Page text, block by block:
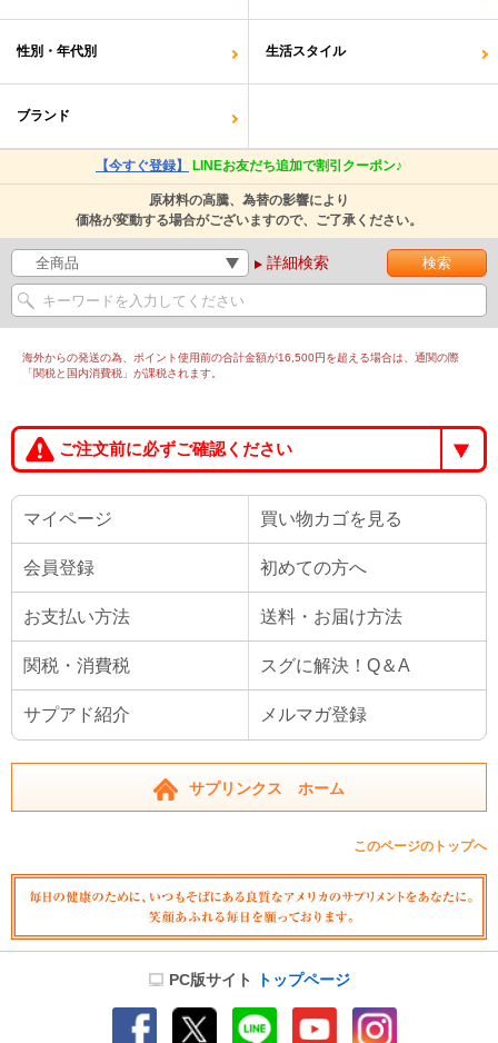
性別・年代別 生活スタイル
ブランド
【今すぐ登録】 LINEお友だち追加で割引クーポン♪
原材料の高騰、為替の影響により
価格が変動する場合がございますので、ご了承ください。
詳細検索
海外からの発送の為、ポイント使用前の合計金額が16,500円を超える場合は、通関の際
「関税と国内消費税」が課税されます。
ご注文前に必ずご確認ください
マイページ 買い物カゴを見る
会員登録 初めての方へ
お支払い方法 送料・お届け方法
関税・消費税 スグに解決！Q＆A
サプアド紹介 メルマガ登録
サプリンクス ホーム
このページのトップへ
PC版サイト トップページ